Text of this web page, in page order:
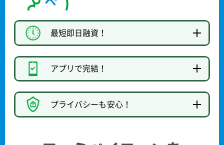
最短即日融資！
アプリで完結！
プライバシーも安心！